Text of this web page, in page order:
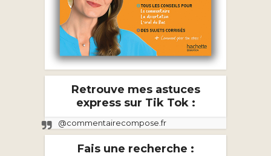
Retrouve mes astuces
express sur Tik Tok :
@commentairecompose.fr
Fais une recherche :